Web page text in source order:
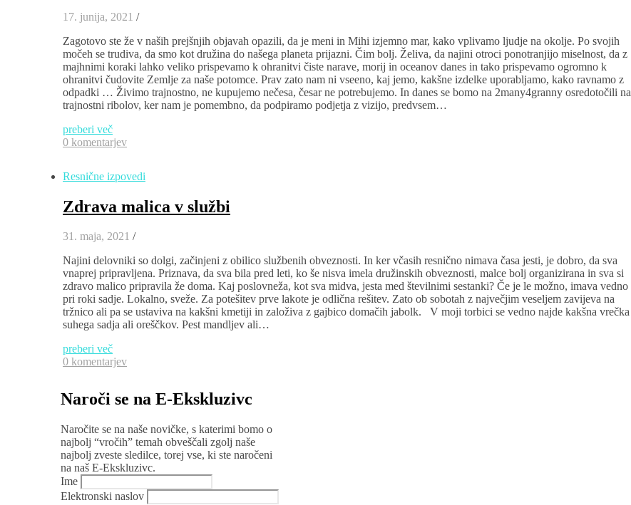
17. junija, 2021 /
Zagotovo ste že v naših prejšnjih objavah opazili, da je meni in Mihi izjemno mar, kako vplivamo ljudje na okolje. Po svojih
močeh se trudiva, da smo kot družina do našega planeta prijazni. Čim bolj. Želiva, da najini otroci ponotranjijo miselnost, da z
majhnimi koraki lahko veliko prispevamo k ohranitvi čiste narave, morij in oceanov danes in tako prispevamo ogromno k
ohranitvi čudovite Zemlje za naše potomce. Prav zato nam ni vseeno, kaj jemo, kakšne izdelke uporabljamo, kako ravnamo z
odpadki … Živimo trajnostno, ne kupujemo nečesa, česar ne potrebujemo. In danes se bomo na 2many4granny osredotočili na
trajnostni ribolov, ker nam je pomembno, da podpiramo podjetja z vizijo, predvsem…
preberi več
0 komentarjev
Resnične izpovedi
Zdrava malica v službi
31. maja, 2021 /
Najini delovniki so dolgi, začinjeni z obilico službenih obveznosti. In ker včasih resnično nimava časa jesti, je dobro, da sva
vnaprej pripravljena. Priznava, da sva bila pred leti, ko še nisva imela družinskih obveznosti, malce bolj organizirana in sva si
zdravo malico pripravila že doma. Kaj poslovneža, kot sva midva, jesta med številnimi sestanki? Če je le možno, imava vedno
pri roki sadje. Lokalno, sveže. Za potešitev prve lakote je odlična rešitev. Zato ob sobotah z največjim veseljem zavijeva na
tržnico ali pa se ustaviva na kakšni kmetiji in založiva z gajbico domačih jabolk. V moji torbici se vedno najde kakšna vrečka
suhega sadja ali oreščkov. Pest mandljev ali…
preberi več
0 komentarjev
Naroči se na E-Ekskluzivc
Naročite se na naše novičke, s katerimi bomo o
najbolj “vročih” temah obveščali zgolj naše
najbolj zveste sledilce, torej vse, ki ste naročeni
na naš E-Ekskluzivc.
Ime
Elektronski naslov